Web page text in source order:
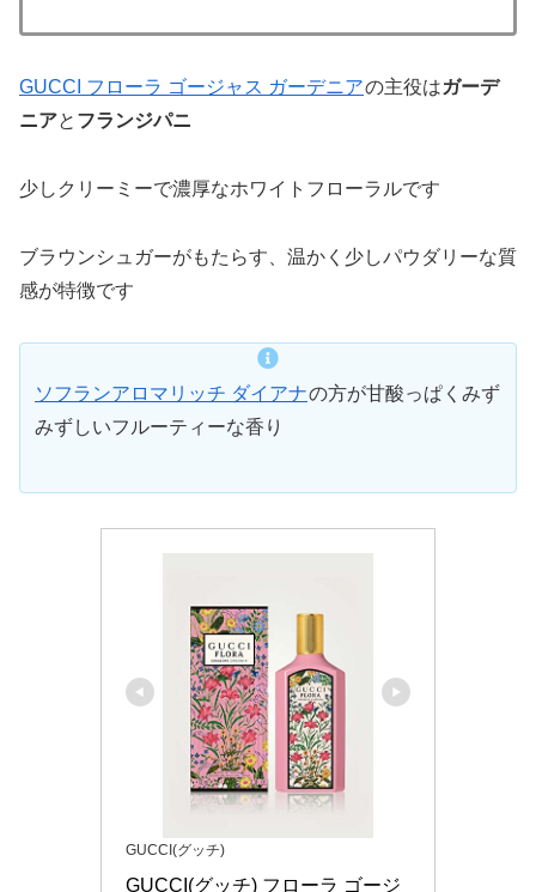
GUCCI フローラ ゴージャス ガーデニアの主役はガーデ
ニアと フランジパニ
少しクリーミーで濃厚なホワイトフローラルです
ブラウンシュガーがもたらす、温かく少しパウダリーな質
感が特徴です
ソフランアロマリッチ ダイアナの方が甘酸っぱくみず
みずしいフルーティーな香り
GUCCI(グッチ)
GUCCI(グッチ) フローラ ゴージ